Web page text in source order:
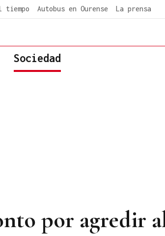
tiempo Autobus en Ourense La prensa
Sociedad
por agredir